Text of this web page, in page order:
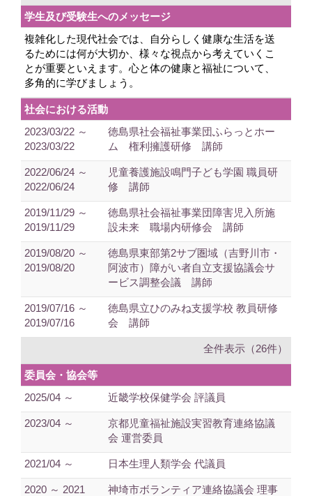
学生及び受験生へのメッセージ
複雑化した現代社会では、自分らしく健康な生活を送
るためには何が大切か、様々な視点から考えていくこ
とが重要といえます。心と体の健康と福祉について、
多角的に学びましょう。
社会における活動
2023/03/22 ～
2023/03/22
徳島県社会福祉事業団ふらっとホー
ム 権利擁護研修 講師
2022/06/24 ～
2022/06/24
児童養護施設鳴門子ども学園 職員研
修 講師
2019/11/29 ～
2019/11/29
徳島県社会福祉事業団障害児入所施
設未来 職場内研修会 講師
2019/08/20 ～
2019/08/20
徳島県東部第2サブ圏域（吉野川市・
阿波市）障がい者自立支援協議会サ
ービス調整会議 講師
2019/07/16 ～
2019/07/16
徳島県立ひのみね支援学校 教員研修
会 講師
全件表示（26件）
委員会・協会等
2025/04 ～
近畿学校保健学会 評議員
2023/04 ～
京都児童福祉施設実習教育連絡協議
会 運営委員
2021/04 ～ 日本生理人類学会 代議員
2020 ～ 2021 神埼市ボランティア連絡協議会 理事